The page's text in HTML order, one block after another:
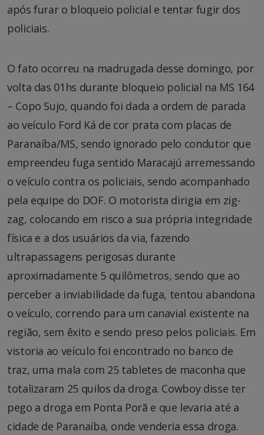
após furar o bloqueio policial e tentar fugir dos
policiais.
O fato ocorreu na madrugada desse domingo, por
volta das 01hs durante bloqueio policial na MS 164
– Copo Sujo, quando foi dada a ordem de parada
ao veículo Ford Ká de cor prata com placas de
Paranaíba/MS, sendo ignorado pelo condutor que
empreendeu fuga sentido Maracajú arremessando
o veículo contra os policiais, sendo acompanhado
pela equipe do DOF. O motorista dirigia em zig-
zag, colocando em risco a sua própria integridade
física e a dos usuários da via, fazendo
ultrapassagens perigosas durante
aproximadamente 5 quilômetros, sendo que ao
perceber a inviabilidade da fuga, tentou abandona
o veículo, correndo para um canavial existente na
região, sem êxito e sendo preso pelos policiais. Em
vistoria ao veículo foi encontrado no banco de
traz, uma mala com 25 tabletes de maconha que
totalizaram 25 quilos da droga. Cowboy disse ter
pego a droga em Ponta Porã e que levaria até a
cidade de Paranaíba, onde venderia essa droga.